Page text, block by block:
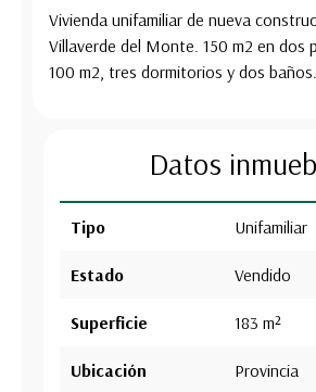
Vivienda unifamiliar de nueva
Villaverde del Monte. 150 m2 en dos
100 m2, tres dormitorios y dos baños.
Datos
Tipo Unifamiliar
Estado Vendido
Superficie 183 m²
Ubicación Provincia